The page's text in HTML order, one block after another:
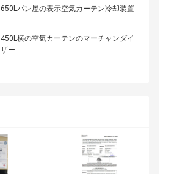
650Lパン屋の表示空気カーテン冷却装置
450L横の空気カーテンのマーチャンダイ
ザー